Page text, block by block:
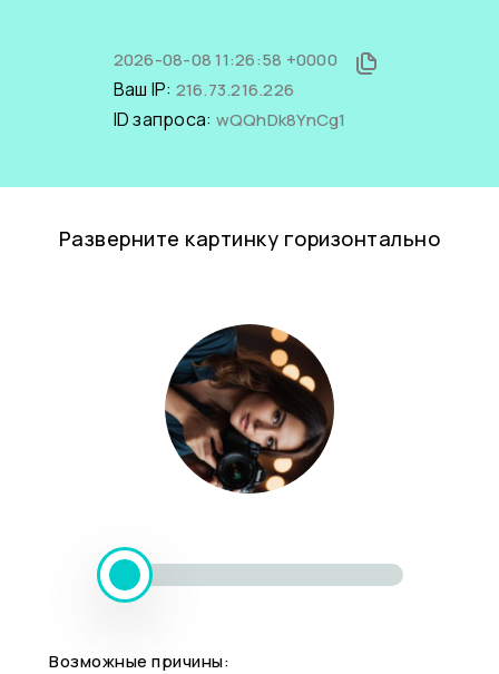
2026-08-08 11:26:58 +0000
Ваш IP: 216.73.216.226
ID запроса: wQQhDk8YnCg1
Разверните картинку горизонтально
Возможные причины: